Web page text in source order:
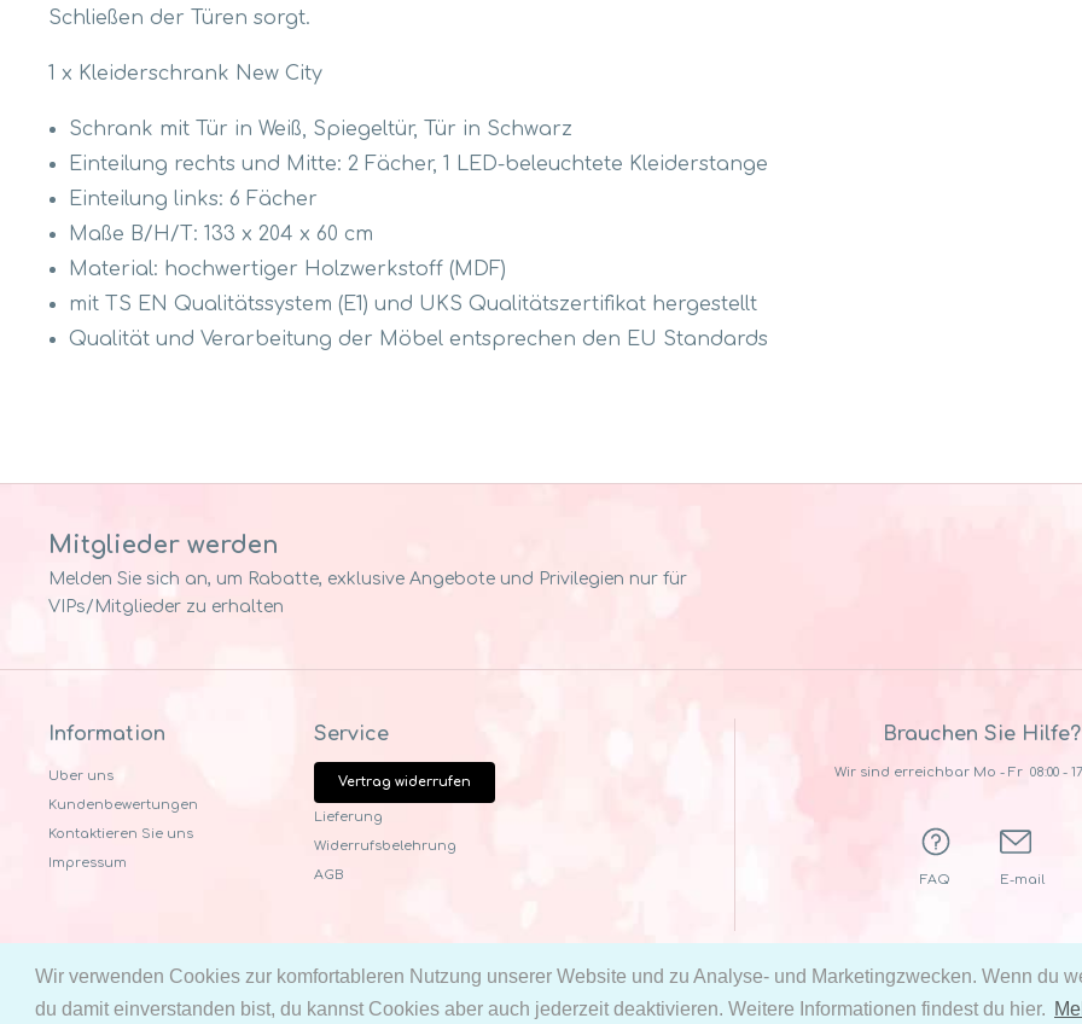
Wir verwenden Cookies zur komfortableren Nutzung unserer Website und zu Analyse- und Marketingzwecken. Wenn du
du damit einverstanden bist, du kannst Cookies aber auch jederzeit deaktivieren. Weitere Informationen findest du hier.
Schließen der Türen sorgt.
1 x Kleiderschrank New City
Schrank mit Tür in Weiß, Spiegeltür, Tür in Schwarz
Einteilung rechts und Mitte: 2 Fächer, 1 LED-beleuchtete Kleiderstange
Einteilung links: 6 Fächer
Maße B/H/T: 133 x 204 x 60 cm
Material: hochwertiger Holzwerkstoff (MDF)
mit TS EN Qualitätssystem (E1) und UKS Qualitätszertifikat hergestellt
Qualität und Verarbeitung der Möbel entsprechen den EU Standards
Mitglieder werden
Melden Sie sich an, um Rabatte, exklusive Angebote und Privilegien nur für
VIPs/Mitglieder zu erhalten
Information
Uber uns
Kundenbewertungen
Kontaktieren Sie uns
Impressum
Service
Vertrag widerrufen
Lieferung
Widerrufsbelehrung
AGB
Brauchen Sie Hilfe?
Wir sind erreichbar Mo - Fr 08:00 -
FAQ E-mail
© 2021 Kinder Komfort | Entworfen vonOrbitSoft| Powered by Shopify AGB Datenschutzerklärung Meine